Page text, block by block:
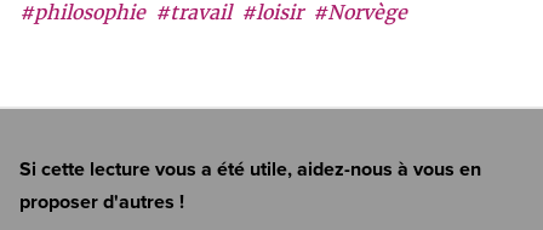
#philosophie #travail #loisir #Norvège
Si cette lecture vous a été utile, aidez-nous à vous en
proposer d'autres !